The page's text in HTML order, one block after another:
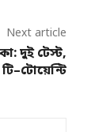
Next article
দুই টেস্ট,